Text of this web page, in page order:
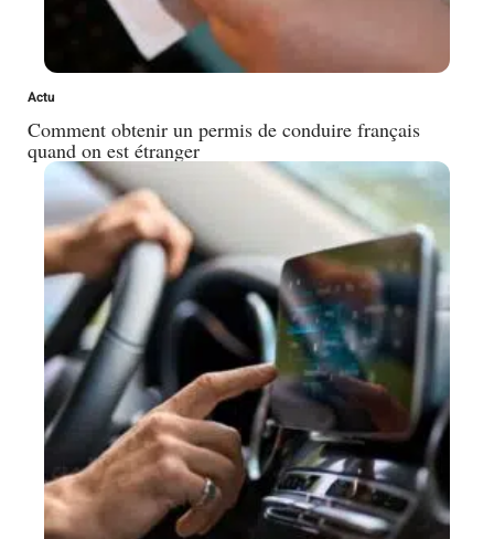
Actu
Comment obtenir un permis de conduire français
quand on est étranger